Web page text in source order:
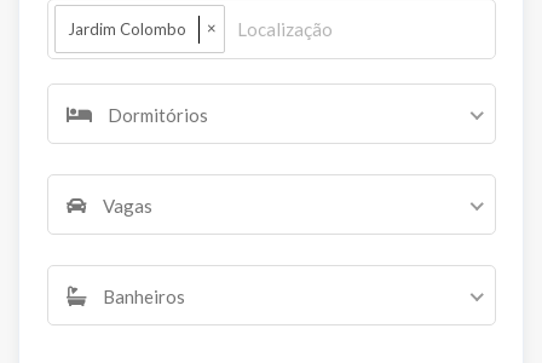
Jardim Colombo ×
Dormitórios
Vagas
Banheiros